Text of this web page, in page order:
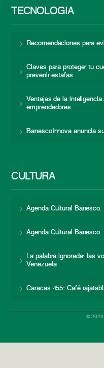
TECNOLOGÍA
Recomendaciones para
Claves para proteger tu
prevenir estafas
Ventajas de la
emprendedores
BanescoInnova anuncia
CULTURA
Agenda Cultural
Agenda Cultural
La palabra ignorada: las
Venezuela
Caracas 455: Café
© 2026